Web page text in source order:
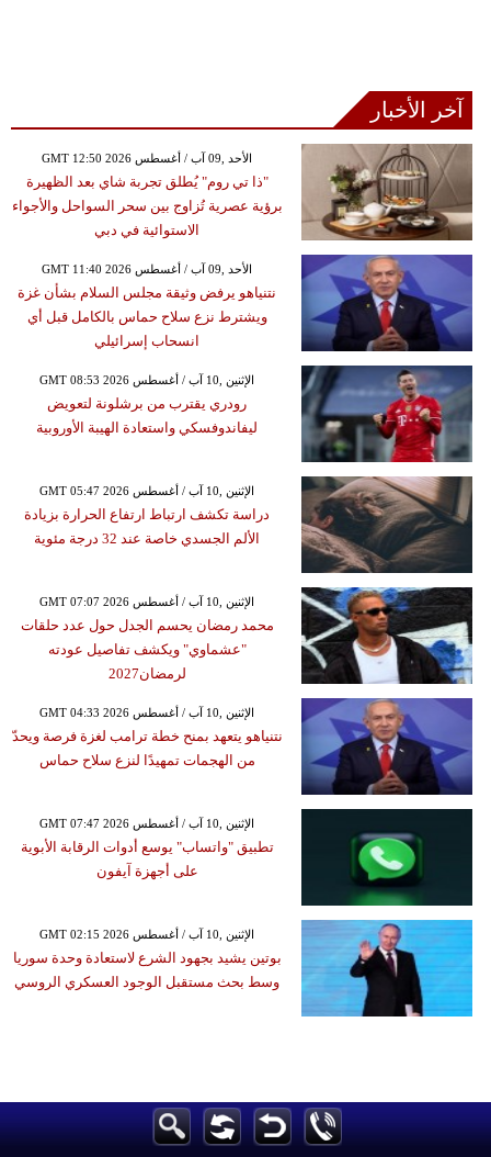
آخر الأخبار
GMT 12:50 2026 الأحد ,09 آب / أغسطس
"ذا تي روم" يُطلق تجربة شاي بعد الظهيرة
برؤية عصرية تُزاوج بين سحر السواحل والأجواء
الاستوائية في دبي
GMT 11:40 2026 الأحد ,09 آب / أغسطس
نتنياهو يرفض وثيقة مجلس السلام بشأن غزة
ويشترط نزع سلاح حماس بالكامل قبل أي
انسحاب إسرائيلي
GMT 08:53 2026 الإثنين ,10 آب / أغسطس
رودري يقترب من برشلونة لتعويض
ليفاندوفسكي واستعادة الهيبة الأوروبية
GMT 05:47 2026 الإثنين ,10 آب / أغسطس
دراسة تكشف ارتباط ارتفاع الحرارة بزيادة
الألم الجسدي خاصة عند 32 درجة مئوية
GMT 07:07 2026 الإثنين ,10 آب / أغسطس
محمد رمضان يحسم الجدل حول عدد حلقات
"عشماوي" ويكشف تفاصيل عودته
لرمضان2027
GMT 04:33 2026 الإثنين ,10 آب / أغسطس
نتنياهو يتعهد بمنح خطة ترامب لغزة فرصة ويحدّ
من الهجمات تمهيدًا لنزع سلاح حماس
GMT 07:47 2026 الإثنين ,10 آب / أغسطس
تطبيق "واتساب" يوسع أدوات الرقابة الأبوية
على أجهزة آيفون
GMT 02:15 2026 الإثنين ,10 آب / أغسطس
بوتين يشيد بجهود الشرع لاستعادة وحدة سوريا
وسط بحث مستقبل الوجود العسكري الروسي